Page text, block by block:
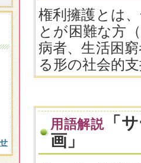
権利擁護とは
とが困難な方
病者、生活困
る形の社会的
用語解説「
画」